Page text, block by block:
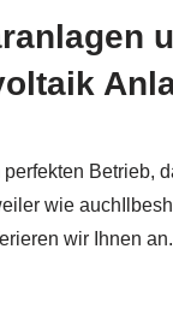
wie
wir Ihnen